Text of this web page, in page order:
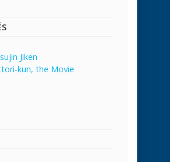
Jiken
kun, the Movie